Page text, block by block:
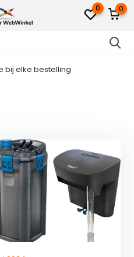
0 0
bij elke bestelling